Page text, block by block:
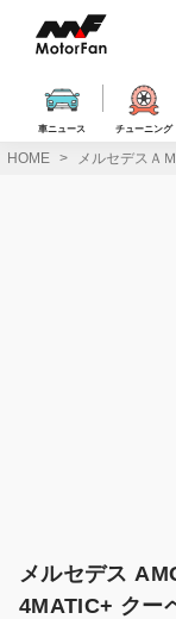
ス
車ニュース チューニング
HOME メルセデスＡ
メルセデス
4MATIC+ クー